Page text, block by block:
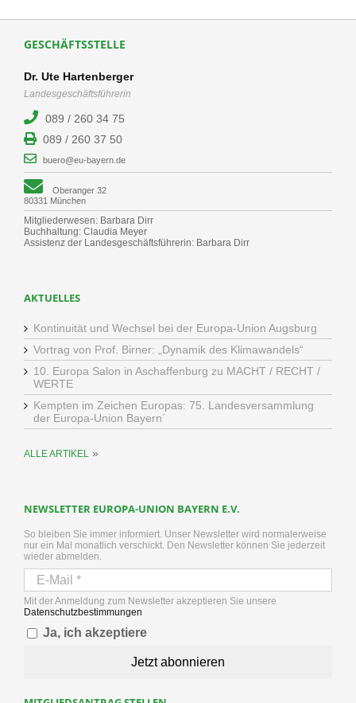
GESCHÄFTSSTELLE
Dr. Ute Hartenberger
Landesgeschäftsführerin
089 / 260 34 75
089 / 260 37 50
buero@eu-bayern.de
Oberanger 32
80331 München
Mitgliederwesen: Barbara Dirr
Buchhaltung: Claudia Meyer
Assistenz der Landesgeschäftsführerin: Barbara Dirr
AKTUELLES
Kontinuität und Wechsel bei der Europa-Union Augsburg
Vortrag von Prof. Birner: „Dynamik des Klimawandels“
10. Europa Salon in Aschaffenburg zu MACHT / RECHT /
WERTE
Kempten im Zeichen Europas: 75. Landesversammlung
der Europa-Union Bayern´
ALLE ARTIKEL »
NEWSLETTER EUROPA-UNION BAYERN E.V.
So bleiben Sie immer informiert. Unser Newsletter wird normalerweise
nur ein Mal monatlich verschickt. Den Newsletter können Sie jederzeit
wieder abmelden.
Mit der Anmeldung zum Newsletter akzeptieren Sie unsere
Datenschutzbestimmungen
Ja, ich akzeptiere